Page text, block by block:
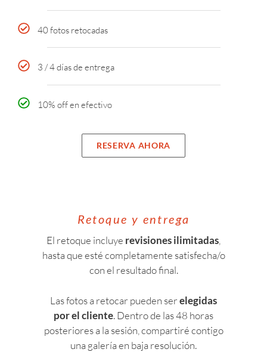
40 fotos retocadas
3 / 4 días de entrega
10% off en efectivo
RESERVA AHORA
Retoque y entrega
El retoque incluye revisiones ilimitadas,
hasta que esté completamente satisfecha/o
con el resultado final.
Las fotos a retocar pueden serelegidas
por el cliente. Dentro de las 48 horas
posteriores a la sesión, compartiré contigo
una galería en baja resolución.